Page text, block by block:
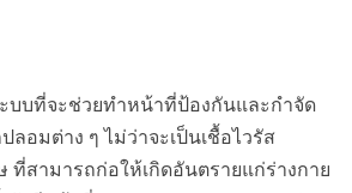
บบที่จะช่วยทำหน้าที่ป้องกันและกำจัด
ลอมต่าง ๆ ไม่ว่าจะเป็นเชื้อไวรัส
ที่สามารถก่อให้เกิดอันตรายแก่ร่างกาย